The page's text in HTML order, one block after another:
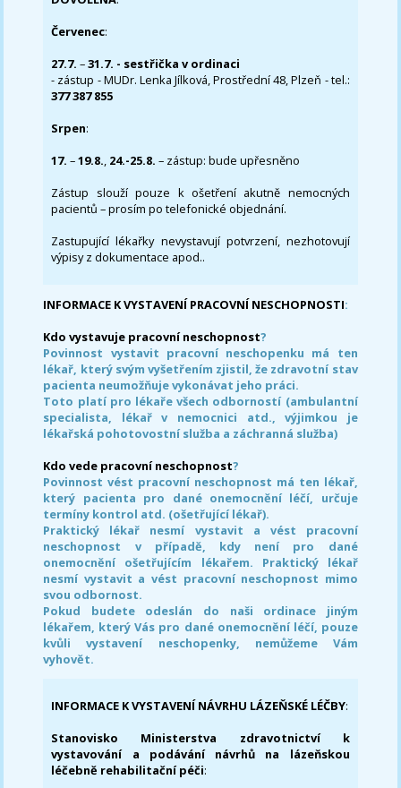
Červenec:
27.7.–31.7. - sestřička v ordinaci
- zástup - MUDr. Lenka Jílková, Prostřední 48, Plzeň - tel.:
377 387 855
Srpen:
17. –19.8., 24.-25.8. – zástup: bude upřesněno
Zástup slouží pouze k ošetření akutně nemocných
pacientů – prosím po telefonické objednání.
Zastupující lékařky nevystavují potvrzení, nezhotovují
výpisy z dokumentace apod..
INFORMACE K VYSTAVENÍ PRACOVNÍ NESCHOPNOSTI:
Kdo vystavuje pracovní neschopnost?
Povinnost vystavit pracovní neschopenku má ten
lékař, který svým vyšetřením zjistil, že zdravotní stav
pacienta neumožňuje vykonávat jeho práci.
Toto platí pro lékaře všech odborností (ambulantní
specialista, lékař v nemocnici atd., výjimkou je
lékařská pohotovostní služba a záchranná služba)
Kdo vede pracovní neschopnost?
Povinnost vést pracovní neschopnost má ten lékař,
který pacienta pro dané onemocnění léčí, určuje
termíny kontrol atd. (ošetřující lékař).
Praktický lékař nesmí vystavit a vést pracovní
neschopnost v případě, kdy není pro dané
onemocnění ošetřujícím lékařem. Praktický lékař
nesmí vystavit a vést pracovní neschopnost mimo
svou odbornost.
Pokud budete odeslán do naši ordinace jiným
lékařem, který Vás pro dané onemocnění léčí, pouze
kvůli vystavení neschopenky, nemůžeme Vám
vyhovět.
INFORMACE K VYSTAVENÍ NÁVRHU LÁZEŇSKÉ LÉČBY:
Stanovisko Ministerstva zdravotnictví k
vystavování a podávání návrhů na lázeňskou
léčebně rehabilitační péči: